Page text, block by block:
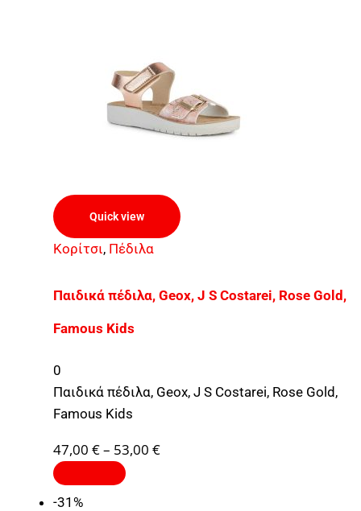
Quick view
Κορίτσι, Πέδιλα
Παιδικά πέδιλα, Geox, J S Costarei, Rose Gold,
Famous Kids
0
Παιδικά πέδιλα, Geox, J S Costarei, Rose Gold,
Famous Kids
47,00 €– 53,00 €
-31%